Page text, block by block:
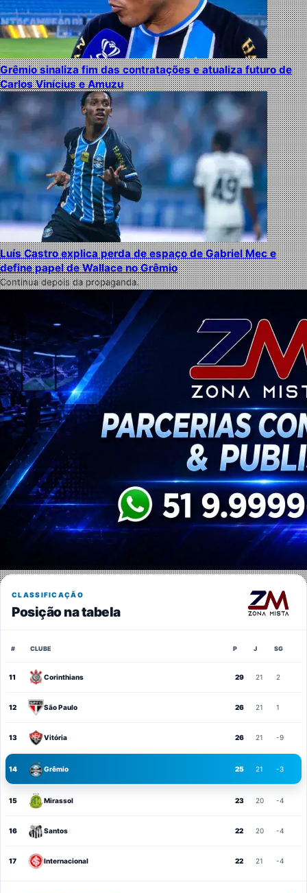
Grêmio sinaliza fim das contratações e atualiza futuro de
Carlos Vinícius e Amuzu
Luís Castro explica perda de espaço de Gabriel Mec e
define papel de Wallace no Grêmio
Continua depois da propaganda.
CLASSIFICAÇÃO
Posição na tabela
# CLUBE P J SG
11 Corinthians 29 21 2
12 São Paulo 26 21 1
13 Vitória 26 21 -9
14 Grêmio 25 21 -3
15 Mirassol 23 20 -4
16 Santos 22 20 -4
17 Internacional 22 21 -4